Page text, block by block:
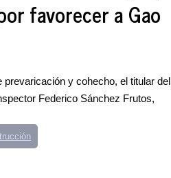
favorecer a Gao
y cohecho, el titular del
Federico Sánchez Frutos,